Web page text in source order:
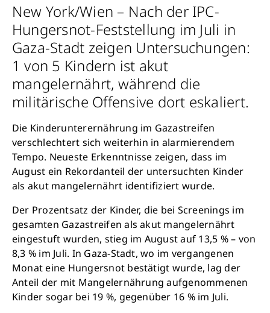
New York/Wien – Nach der IPC-
Hungersnot-Feststellung im Juli in
Gaza-Stadt zeigen Untersuchungen:
1 von 5 Kindern ist akut
mangelernährt, während die
militärische Offensive dort eskaliert.
Die Kinderunterernährung im Gazastreifen
verschlechtert sich weiterhin in alarmierendem
Tempo. Neueste Erkenntnisse zeigen, dass im
August ein Rekordanteil der untersuchten Kinder
als akut mangelernährt identifiziert wurde.
Der Prozentsatz der Kinder, die bei Screenings im
gesamten Gazastreifen als akut mangelernährt
eingestuft wurden, stieg im August auf 13,5 % – von
8,3 % im Juli. In Gaza-Stadt, wo im vergangenen
Monat eine Hungersnot bestätigt wurde, lag der
Anteil der mit Mangelernährung aufgenommenen
Kinder sogar bei 19 %, gegenüber 16 % im Juli.